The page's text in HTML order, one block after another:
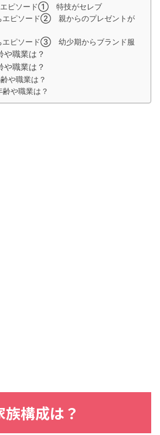
エピソード① 特技がセレブ
エピソード② 親からのプレゼントが
エピソード③ 幼少期からブランド服
や職業は？
や職業は？
や職業は？
や職業は？
族構成は？